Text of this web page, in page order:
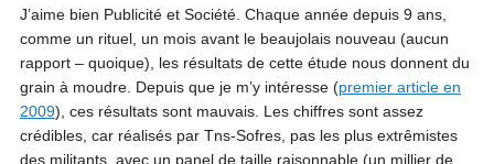
J’aime bien Publicité et Société. Chaque année depuis 9 ans,
comme un rituel, un mois avant le beaujolais nouveau (aucun
rapport – quoique), les résultats de cette étude nous donnent du
grain à moudre. Depuis que je m’y intéresse (premier article en
2009), ces résultats sont mauvais. Les chiffres sont assez
crédibles, car réalisés par Tns-Sofres, pas les plus extrêmistes
des militants, avec un panel de taille raisonnable (un millier de